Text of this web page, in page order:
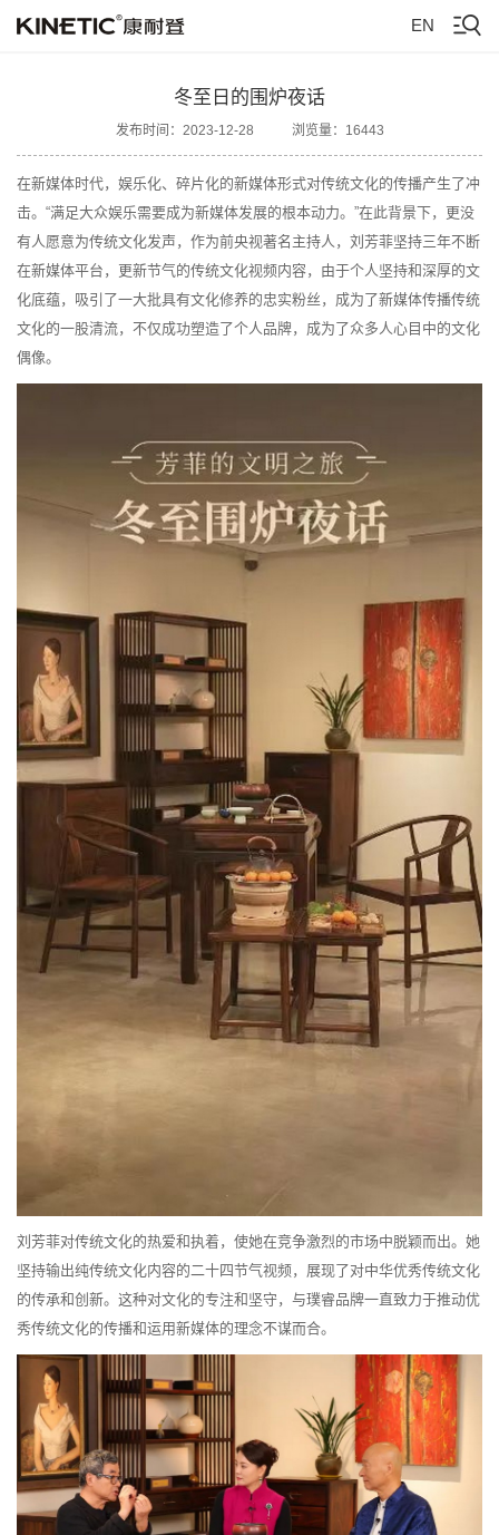
EN
冬至日的围炉夜话
发布时间：2023-12-28 浏览量：16443
在新媒体时代，娱乐化、碎片化的新媒体形式对传统文化的传播产生了冲
击。“满足大众娱乐需要成为新媒体发展的根本动力。”在此背景下，更没
有人愿意为传统文化发声，作为前央视著名主持人，刘芳菲坚持三年不断
在新媒体平台，更新节气的传统文化视频内容，由于个人坚持和深厚的文
化底蕴，吸引了一大批具有文化修养的忠实粉丝，成为了新媒体传播传统
文化的一股清流，不仅成功塑造了个人品牌，成为了众多人心目中的文化
偶像。
刘芳菲对传统文化的热爱和执着，使她在竞争激烈的市场中脱颖而出。她
坚持输出纯传统文化内容的二十四节气视频，展现了对中华优秀传统文化
的传承和创新。这种对文化的专注和坚守，与璞睿品牌一直致力于推动优
秀传统文化的传播和运用新媒体的理念不谋而合。